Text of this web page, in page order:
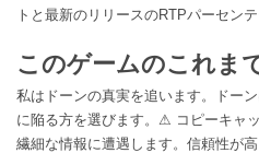
トと最新のリリースのRTPパーセン
このゲームのこれま
私はドーンの真実を追います。ドー
に陥る方を選びます。⚠ コピーキャ
繊細な情報に遭遇します。信頼性が